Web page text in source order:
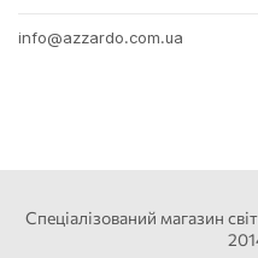
info@azzardo.com.ua
Спеціалізований магазин